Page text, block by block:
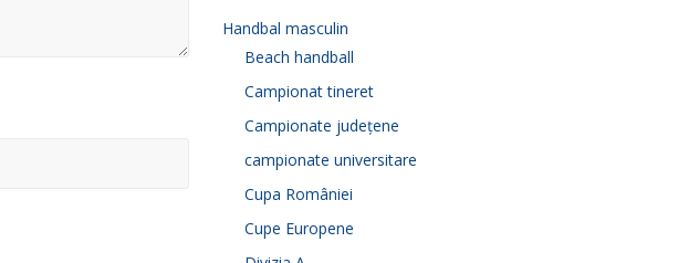
Handbal masculin
Beach handball
Campionat tineret
Campionate județene
campionate universitare
Cupa României
Cupe Europene